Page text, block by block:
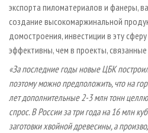
экспорта пиломатериалов и фанеры,
создание высокомаржинальной
домостроения, инвестиции в эту
эффективны, чем в проекты,
«За последние годы новые ЦБК
поэтому можно предположить, что на
лет дополнительные 2-3 млн тонн
спрос. В России за три года на 16 млн
заготовки хвойной древесины, а